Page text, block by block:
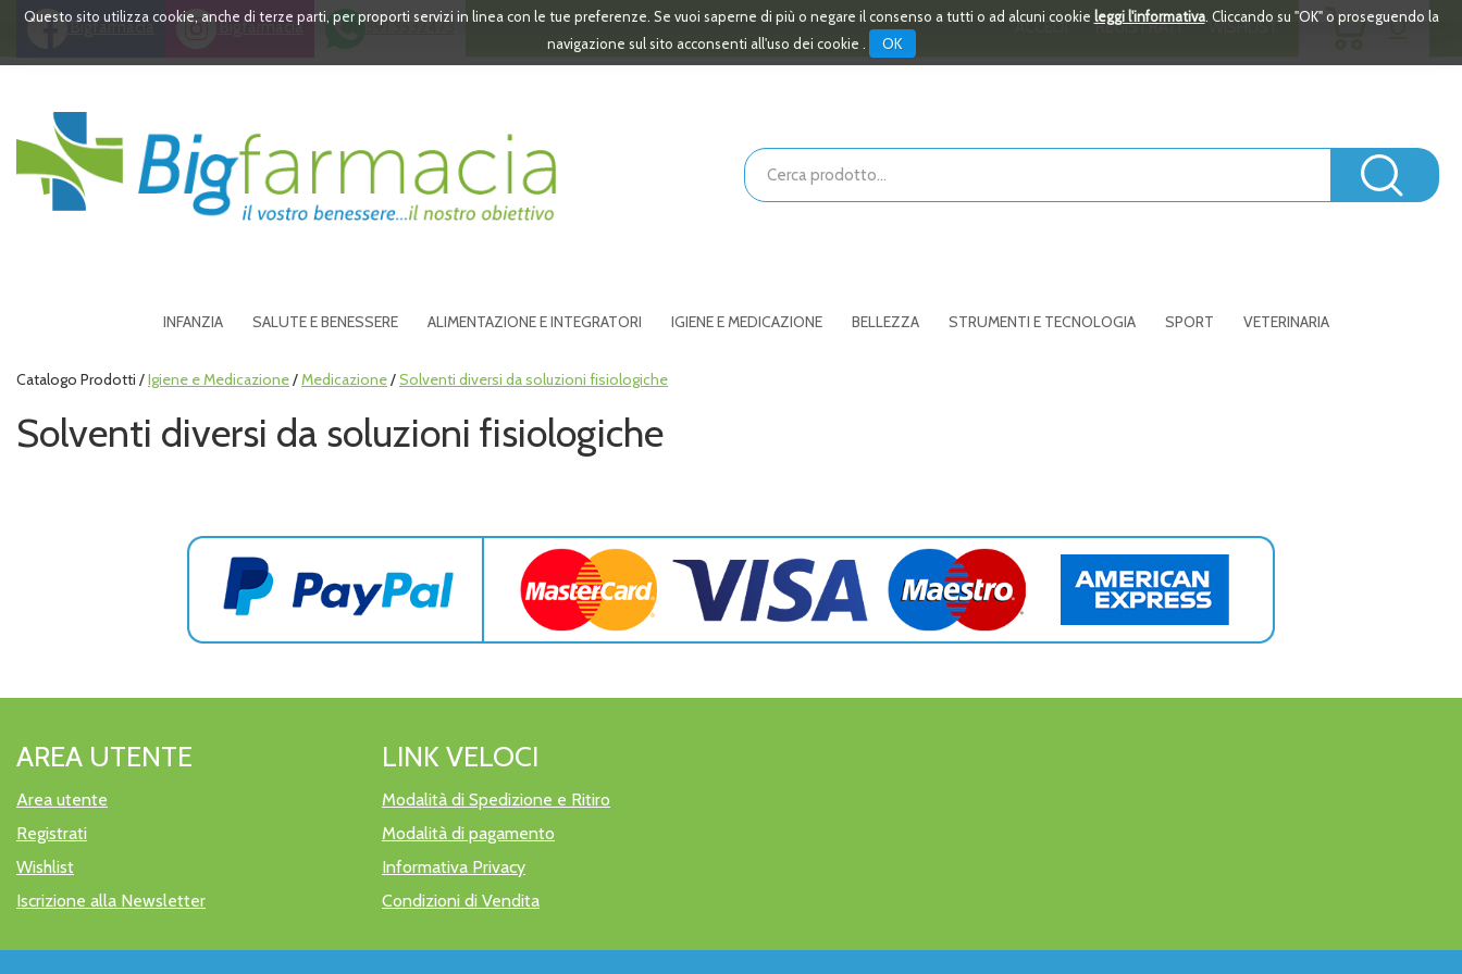
PassaQuesto sito utilizza cookie, anche di terze parti, per proporti servizi in linea con le tue preferenze. Se vuoi saperne di più o negare il consenso a tutti o ad alcuni cookie leggi l'informativa. Cliccando su "OK" o proseguendo la
navigazione sul sito acconsenti all'uso dei cookie .
OK
Bigfarmacia Bigfarmacia 391 3532473 ACCEDI REGISTRATI WISHLIST 0
ARTICOLI
Bigfarmacia
Cerca
Prodotto
INFANZIA SALUTE E BENESSERE ALIMENTAZIONE E INTEGRATORI IGIENE E MEDICAZIONE BELLEZZA STRUMENTI E TECNOLOGIA SPORT VETERINARIA
Catalogo Prodotti /Igiene e Medicazione/Medicazione/Solventi diversi da soluzioni fisiologiche
Solventi diversi da soluzioni fisiologiche
AREA UTENTE
Area utente
Registrati
Wishlist
Iscrizione alla Newsletter
LINK VELOCI
Modalità di Spedizione e Ritiro
Modalità di pagamento
Informativa Privacy
Condizioni di Vendita